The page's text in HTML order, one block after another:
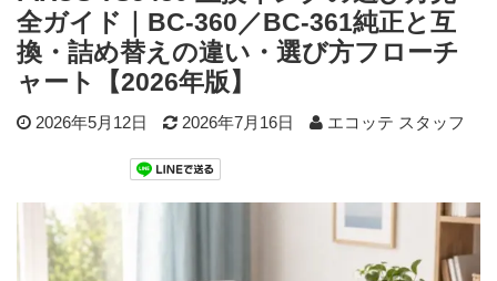
互換インクカートリッジ
再生インクカートリッジ
記事を探す
お客様の声
ご利用ガイド
よくある質問
全ガイド｜BC-360／BC-361純正と互
換・詰め替えの違い・選び方フローチ
ャート【2026年版】
2026年5月12日 2026年7月16日 エコッテ スタッフ